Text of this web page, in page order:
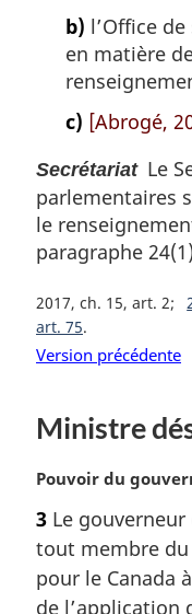
b) l’Office
en matière
c) [Abrogé,
SecrétariatLe
parlementaires
le
paragraphe
2017, ch. 15, art. 2
art. 75
Version précédente
Ministre
N
t
e
m
a
Pouvoir du
3 Le
tout membre du
pour le Canada
de l’application